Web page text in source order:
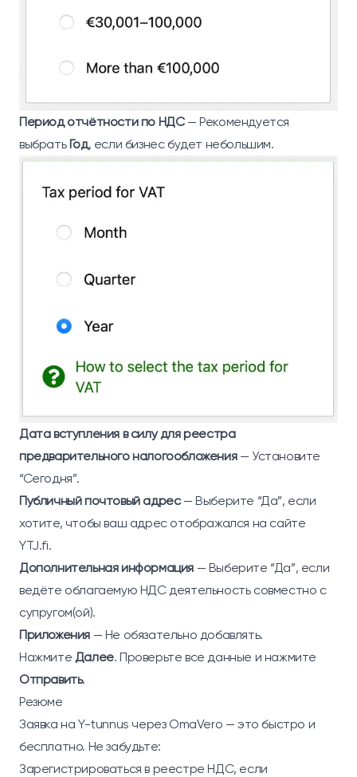
Период отчётности по НДС— Рекомендуется
выбрать Год, если бизнес будет небольшим.
Дата вступления в силу для реестра
предварительного налогообложения— Установите
“Сегодня”.
Публичный почтовый адрес— Выберите “Да”, если
хотите, чтобы ваш адрес отображался на сайте
YTJ.fi.
Дополнительная информация — Выберите “Да”, если
ведёте облагаемую НДС деятельность совместно с
супругом(ой).
Приложения — Не обязательно добавлять.
Нажмите Далее. Проверьте все данные и нажмите
Отправить.
Резюме
Заявка на Y-tunnus через OmaVero — это быстро и
бесплатно. Не забудьте:
Зарегистрироваться в реестре НДС, если